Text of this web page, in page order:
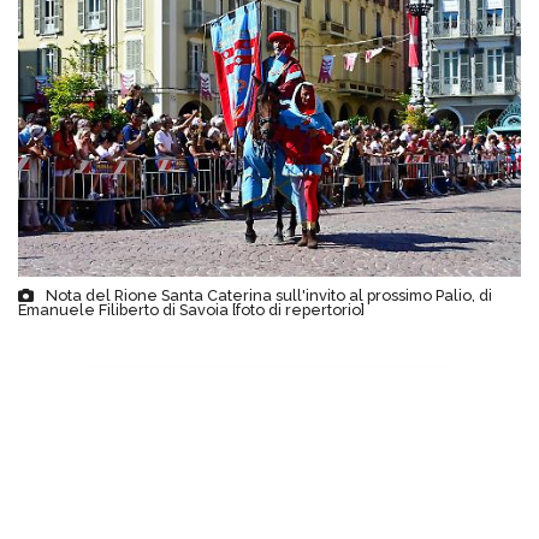
Nota del Rione Santa Caterina sull'invito al prossimo Palio, di
Emanuele Filiberto di Savoia [foto di repertorio]